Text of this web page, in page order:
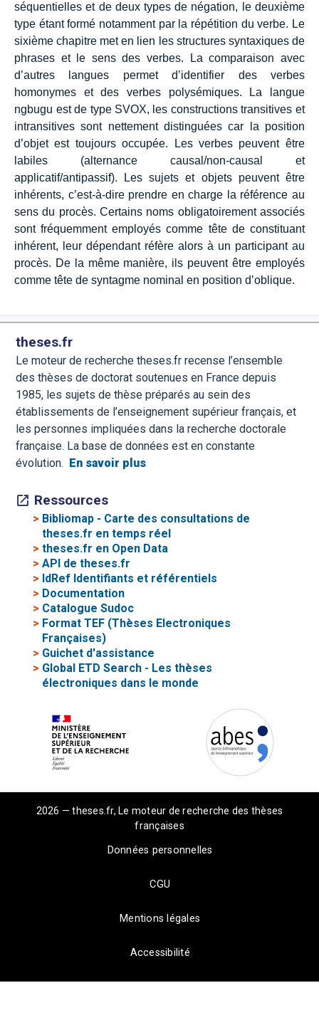
séquentielles et de deux types de négation, le deuxième
type étant formé notamment par la répétition du verbe. Le
sixième chapitre met en lien les structures syntaxiques de
phrases et le sens des verbes. La comparaison avec
d’autres langues permet d’identifier des verbes
homonymes et des verbes polysémiques. La langue
ngbugu est de type SVOX, les constructions transitives et
intransitives sont nettement distinguées car la position
d’objet est toujours occupée. Les verbes peuvent être
labiles (alternance causal/non-causal et
applicatif/antipassif). Les sujets et objets peuvent être
inhérents, c’est-à-dire prendre en charge la référence au
sens du procès. Certains noms obligatoirement associés
sont fréquemment employés comme tête de constituant
inhérent, leur dépendant réfère alors à un participant au
procès. De la même manière, ils peuvent être employés
comme tête de syntagme nominal en position d’oblique.
theses.fr
Le moteur de recherche theses.fr recense l’ensemble
des thèses de doctorat soutenues en France depuis
1985, les sujets de thèse préparés au sein des
établissements de l’enseignement supérieur français, et
les personnes impliquées dans la recherche doctorale
française. La base de données est en constante
évolution.
En savoir plus
Ressources
> Bibliomap - Carte des consultations de
theses.fr en temps réel
>theses.fr en Open Data
>API de theses.fr
> IdRef Identifiants et référentiels
> Documentation
> Catalogue Sudoc
> Format TEF (Thèses Electroniques
Françaises)
> Guichet d'assistance
> Global ETD Search - Les thèses
électroniques dans le monde
2026 — theses.fr, Le moteur de recherche des thèses
françaises
Données personnelles
CGU
Mentions légales
Accessibilité